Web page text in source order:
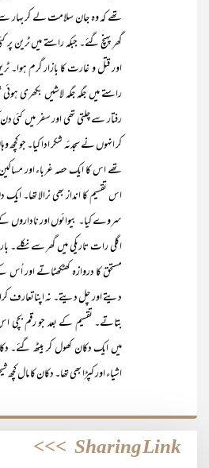
تھے کہ وہ جان سلامت لے کر بہار
گھر پہنچ گئے۔ جبکہ راستے میں ٹرین
اور قتل و غارت کا بازار گرم ہوا۔
راستے میں جگہ جگہ لاشیں بکھری
رفتار سے چلتی تھی اور سفر میں کئی
کر انہوں نے سجدئہ شکر ادا کیا۔ جو
تھے اس کا ایک حصہ غرباء اور
اس تقسیم کا انداز بھی نرالا تھا۔
سروے کیا۔ بیوائوں اور ناداروں
اگلی رات تاریکی میں گھر سے نکلے۔
مستحق کا دروازہ کھٹکھٹاتے اور اُس
دیتے اور چل دیتے۔ نہ اپناتعارف
بتاتے۔ تقسیم کے بعد جو رقم بچی
میں ایک دکان کھول کر بیٹھ گئے۔
اشیاء اور کپڑا بھی تھا۔ دکان کا مال کچھ
Sharing Link
>>>